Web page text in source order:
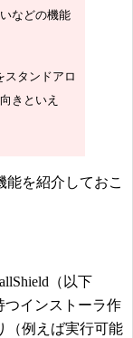
などの機能
タンドアロ
きといえ
を紹介しておこ
（以下
つインストーラ作
（例えば実行可能